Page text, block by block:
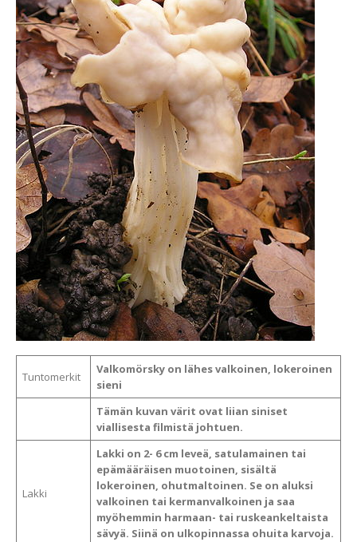
Tuntomerkit
Valkomörsky on lähes valkoinen, lokeroinen
sieni
Tämän kuvan värit ovat liian siniset
viallisesta filmistä johtuen.
Lakki
Lakki on 2- 6 cm leveä, satulamainen tai
epämääräisen muotoinen, sisältä
lokeroinen, ohutmaltoinen. Se on aluksi
valkoinen tai kermanvalkoinen ja saa
myöhemmin harmaan- tai ruskeankeltaista
sävyä. Siinä on ulkopinnassa ohuita karvoja.